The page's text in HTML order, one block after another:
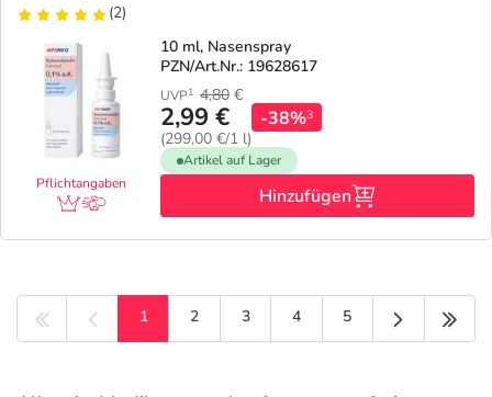
(2)
Pflichtangaben
10 ml, Nasenspray
PZN/Art.Nr.: 19628617
UVP1 4,80 €
2,99 €
(299,00 €/1 l)
-38%3
Artikel auf Lager
Hinzufügen
1 2 3 4 5 Nächste